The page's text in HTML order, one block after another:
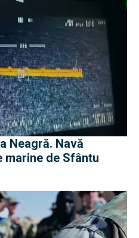
Neagră. Navă
marine de Sfântu